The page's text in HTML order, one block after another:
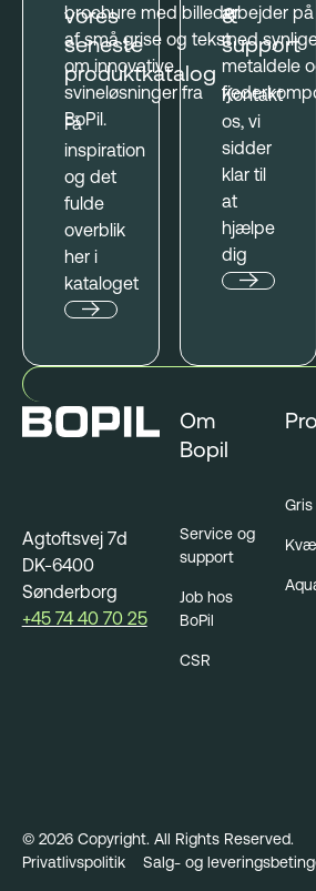
vores
seneste
produktkatalog
Få
inspiration
og det
fulde
overblik
her i
kataloget
&
support
Kontakt
os, vi
sidder
klar til
at
hjælpe
dig
Agtoftsvej 7d
DK-6400
Sønderborg
+45 74 40 70 25
Om
Bopil
Service og
support
Job hos
BoPil
CSR
Gris
© 2026Copyright. All Rights Reserved.
Privatlivspolitik
Salg- og